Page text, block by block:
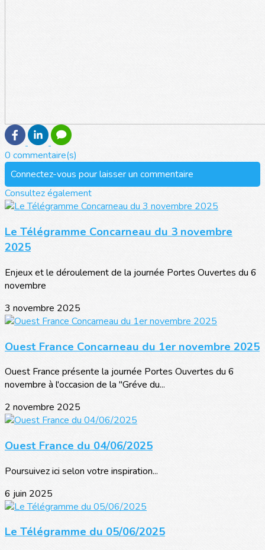
0 commentaire(s)
Connectez-vous pour laisser un commentaire
Consultez également
Le Télégramme Concarneau du 3 novembre
2025
Enjeux et le déroulement de la journée Portes Ouvertes du 6
novembre
3 novembre 2025
Ouest France Concarneau du 1er novembre 2025
Ouest France présente la journée Portes Ouvertes du 6
novembre à l'occasion de la "Gréve du...
2 novembre 2025
Ouest France du 04/06/2025
Poursuivez ici selon votre inspiration...
6 juin 2025
Le Télégramme du 05/06/2025